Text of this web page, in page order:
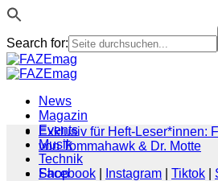
Search for:
Zum
Inhalt
News
Magazin
Events
Musik
Technik
Shop
Exklusiv für Heft-Leser*innen:
von Tommahawk & Dr. Motte
Facebook
Instagram Tiktok